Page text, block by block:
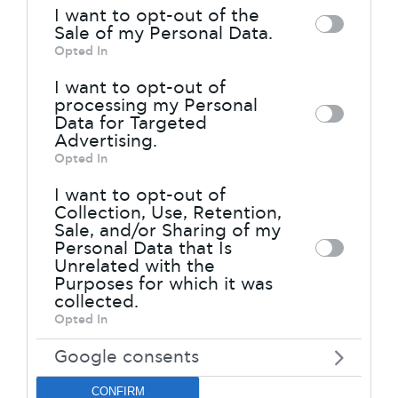
downstream participants. This
information may also be disclosed by us
Downstream Participantsthat may
further disclose it to other third parties.
Please note that this website/app uses
one or more Google services and may
gather and store information including
but not limited to your visit or usage
behaviour. You may click to grant or
deny consent to Google and its third-
party tags to use your data for below
specified purposes in below Google
consent section.
I want to opt-out of the
Sale of my Personal Data.
Opted In
I want to opt-out of
processing my Personal
Data for Targeted
Advertising.
Opted In
I want to opt-out of
Collection, Use, Retention,
Sale, and/or Sharing of my
Personal Data that Is
Unrelated with the
Purposes for which it was
collected.
Opted In
Google consents
CONFIRM
αισθήσεις.
Κολυμπώντας και με το βλέμμα στη
στεριά, μέσα από το νερό, ο